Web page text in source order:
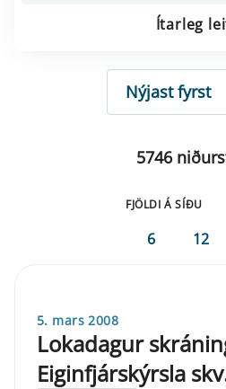
Ítarleg
RÖÐUN
5746
FJÖLDI Á SÍÐU
6 12
5. mars 2008
Lokadagur
Eiginfjárskýrsla